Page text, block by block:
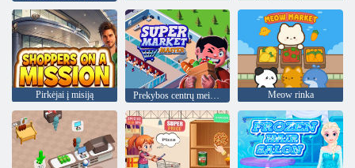
Pirkėjai į misiją Prekybos centrų meistras Meow rinka